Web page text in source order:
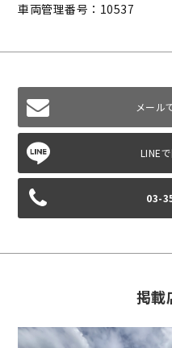
車両管理番号：10537
メール
03-
掲載